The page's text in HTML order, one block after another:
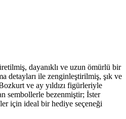
dayanıklı ve uzun ömürlü bir
detayları ile zenginleştirilmiş, şık ve
ve ay yıldızı figürleriyle
sembollerle bezenmiştir; İster
için ideal bir hediye seçeneği